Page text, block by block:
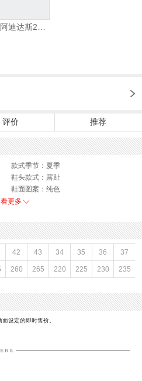
adidas阿迪达斯2025中性edge gamedaySPW FTW-跑步GW2499
评价 推荐
款式季节：夏季
鞋头款式：露趾
鞋面图案：纯色
跟高数值：2.5CM
皮质特征：软面皮
鞋底材质：PU
40码鞋长参考(男)：28CM
鞋类流行款式：凉鞋
风格：休闲
更多
42 43 34 35 36 37
260 265 220 225 230 235
设定的即时售价。